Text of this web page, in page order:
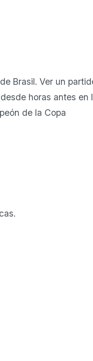
Brasil. Ver un
horas antes en
de la Copa